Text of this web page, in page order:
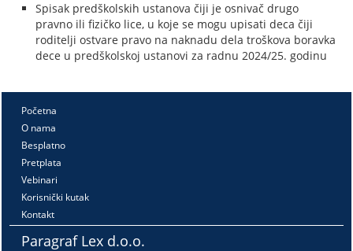
Spisak predškolskih ustanova čiji je osnivač drugo
pravno ili fizičko lice, u koje se mogu upisati deca čiji
roditelji ostvare pravo na naknadu dela troškova boravka
dece u predškolskoj ustanovi za radnu 2024/25. godinu
Početna
O nama
Besplatno
Pretplata
Vebinari
Korisnički kutak
Kontakt
Paragraf Lex d.o.o.